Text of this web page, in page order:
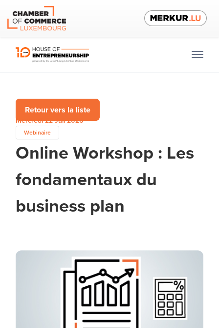
Retour vers la liste
Mercredi 22 Juil 2026
Webinaire
Online Workshop : Les
fondamentaux du
business plan